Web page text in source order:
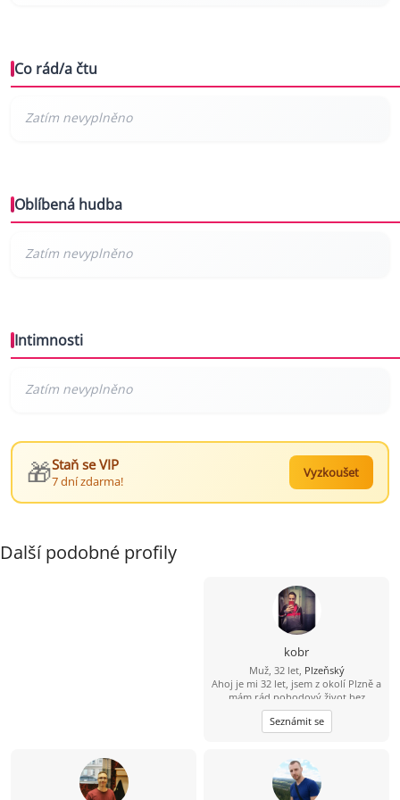
Co rád/a čtu
Oblíbená hudba
Intimnosti
🎁Staň se VIP
7 dní zdarma!
Vyzkoušet
Další podobné profily
kobr
Muž, 32 let, Plzeňský
Ahoj je mi 32 let, jsem z okolí Plzně a
mám rád pohodový život bez
zbytečných her. Ve volnu rád
vyrazím na výlet, do přírody nebo
na procházku. Hledám sympatickou
časem hezký vztah.
Seznámit se